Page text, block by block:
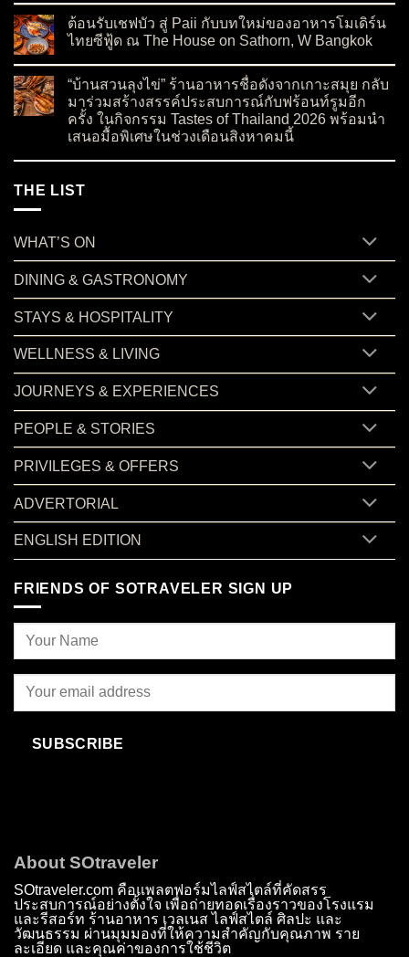
ต้อนรับเชฟบัว สู่ Paii กับบทใหม่ของอาหารโมเดิร์น
ไทยซีฟู้ด ณ The House on Sathorn, W Bangkok
“บ้านสวนลุงไข่” ร้านอาหารชื่อดังจากเกาะสมุย กลับ
มาร่วมสร้างสรรค์ประสบการณ์กับฟร้อนท์รูมอีก
ครั้ง ในกิจกรรม Tastes of Thailand 2026 พร้อมนำ
เสนอมื้อพิเศษในช่วงเดือนสิงหาคมนี้
THE LIST
WHAT’S ON
DINING & GASTRONOMY
STAYS & HOSPITALITY
WELLNESS & LIVING
JOURNEYS & EXPERIENCES
PEOPLE & STORIES
PRIVILEGES & OFFERS
ADVERTORIAL
ENGLISH EDITION
FRIENDS OF SOTRAVELER SIGN UP
SUBSCRIBE
About SOtraveler
SOtraveler.com คือแพลตฟอร์มไลฟ์สไตล์ที่คัดสรร
ประสบการณ์อย่างตั้งใจ เพื่อถ่ายทอดเรื่องราวของโรงแรม
และรีสอร์ท ร้านอาหาร เวลเนส ไลฟ์สไตล์ ศิลปะ และ
วัฒนธรรม ผ่านมุมมองที่ให้ความสำคัญกับคุณภาพ ราย
ละเอียด และคุณค่าของการใช้ชีวิต